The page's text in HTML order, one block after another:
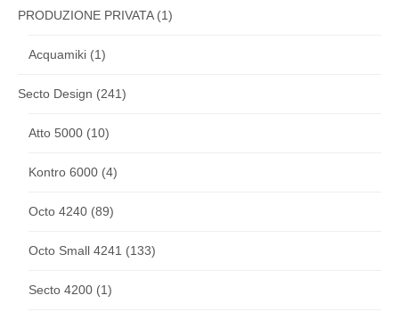
PRODUZIONE PRIVATA(1)
Acquamiki (1)
Secto Design (241)
Atto 5000 (10)
Kontro 6000 (4)
Octo 4240 (89)
Octo Small 4241 (133)
Secto 4200 (1)